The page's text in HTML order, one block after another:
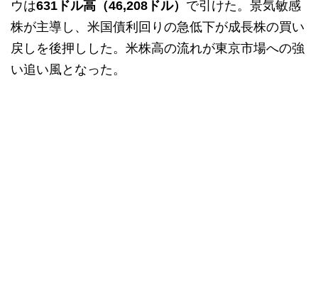
ウは631ドル高（46,208ドル） で引けた。景気敏感
株が主導し、米国債利回りの急低下が成長株の買い
戻しを後押しした。米株高の流れが東京市場への強
い追い風となった。